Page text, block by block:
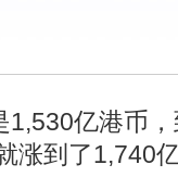
亿港币
涨到了1,740